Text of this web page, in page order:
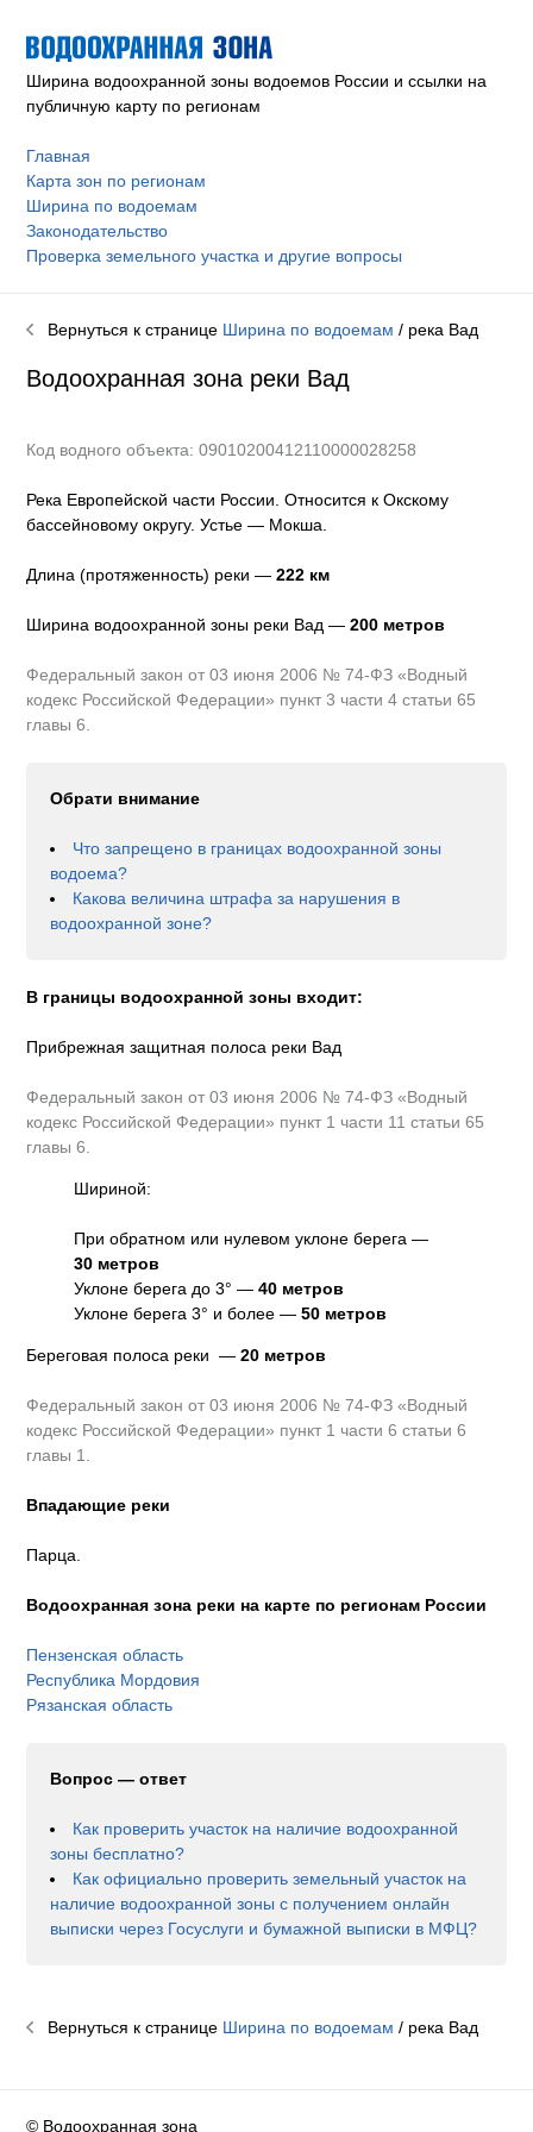
Ширина водоохранной зоны водоемов России и ссылки на
публичную карту по регионам
Главная
Карта зон по регионам
Ширина по водоемам
Законодательство
Проверка земельного участка и другие вопросы
Вернуться к странице Ширина по водоемам / река Вад
Водоохранная зона реки Вад
Код водного объекта: 09010200412110000028258
Река Европейской части России. Относится к Окскому
бассейновому округу.Устье — Мокша.
Длина (протяженность) реки —222 км
Ширина водоохранной зоны реки Вад —200 метров
Федеральный закон от 03 июня 2006 № 74-ФЗ «Водный
кодекс Российской Федерации» пункт 3 части 4 статьи 65
главы 6.
Обрати внимание
Что запрещено в границах водоохранной зоны
водоема?
Какова величина штрафа за нарушения в
водоохранной зоне?
В границы водоохранной зоны входит:
Прибрежная защитная полоса реки Вад
Федеральный закон от 03 июня 2006 № 74-ФЗ «Водный
кодекс Российской Федерации» пункт 1 части 11 статьи 65
главы 6.
Шириной:
При обратном или нулевом уклоне берега —
30 метров
Уклоне берега до 3° —40 метров
Уклоне берега 3° и более —50 метров
Береговая полоса реки —20 метров
Федеральный закон от 03 июня 2006 № 74-ФЗ «Водный
кодекс Российской Федерации» пункт 1 части 6 статьи 6
главы 1.
Впадающие реки
Парца.
Водоохранная зона реки на карте по регионам России
Пензенская область
Республика Мордовия
Рязанская область
Вопрос — ответ
Как проверить участок на наличие водоохранной
зоны бесплатно?
Как официально проверить земельный участок на
наличие водоохранной зоны с получением онлайн
выписки через Госуслуги и бумажной выписки в МФЦ?
Вернуться к странице Ширина по водоемам / река Вад
© Водоохранная зона